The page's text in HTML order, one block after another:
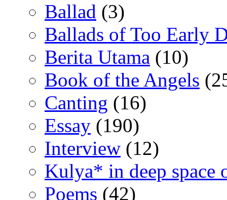
Ballad (3)
Ballads of Too Early
Berita Utama (10)
Book of the Angels
Canting (16)
Essay (190)
Interview (12)
Kulya* in deep space
Poems (42)